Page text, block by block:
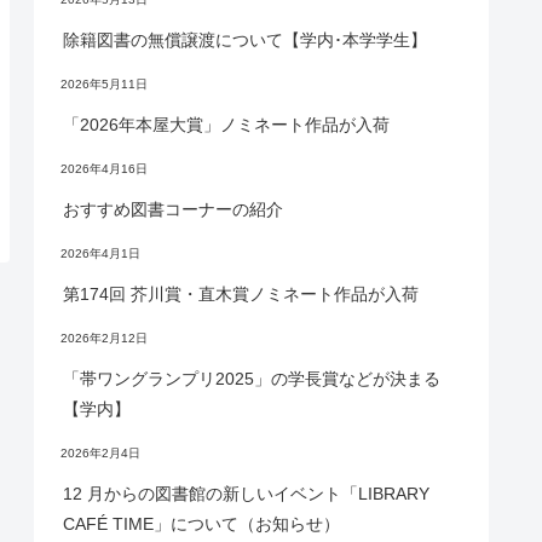
除籍図書の無償譲渡について【学内･本学学生】
2026年5月11日
「2026年本屋大賞」ノミネート作品が入荷
2026年4月16日
おすすめ図書コーナーの紹介
2026年4月1日
第174回 芥川賞・直木賞ノミネート作品が入荷
2026年2月12日
「帯ワングランプリ2025」の学長賞などが決まる
【学内】
2026年2月4日
12 月からの図書館の新しいイベント「LIBRARY
CAFÉ TIME」について（お知らせ）